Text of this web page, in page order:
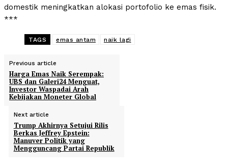
domestik meningkatkan alokasi portofolio ke emas fisik.
***
TAGS emas antam naik lagi
Previous article
Harga Emas Naik Serempak:
UBS dan Galeri24 Menguat,
Investor Waspadai Arah
Kebijakan Moneter Global
Next article
Trump Akhirnya Setujui Rilis
Berkas Jeffrey Epstein:
Manuver Politik yang
Mengguncang Partai Republik